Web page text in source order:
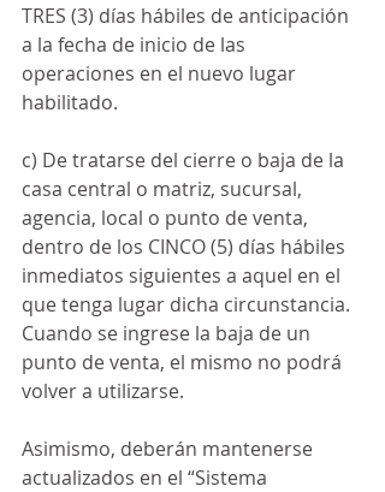
TRES (3) días hábiles de anticipación
a la fecha de inicio de las
operaciones en el nuevo lugar
habilitado.
c) De tratarse del cierre o baja de la
casa central o matriz, sucursal,
agencia, local o punto de venta,
dentro de los CINCO (5) días hábiles
inmediatos siguientes a aquel en el
que tenga lugar dicha circunstancia.
Cuando se ingrese la baja de un
punto de venta, el mismo no podrá
volver a utilizarse.
Asimismo, deberán mantenerse
actualizados en el “Sistema